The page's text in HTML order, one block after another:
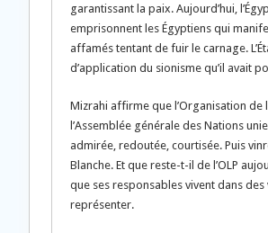
garantissant la paix. Aujourd’hui,
emprisonnent les Égyptiens qui
affamés tentant de fuir le carnage.
d’application du sionisme qu’il avait
Mizrahi affirme que l’Organisation de
l’Assemblée générale des Nations
admirée, redoutée, courtisée. Puis
Blanche. Et que reste-t-il de l’OLP
que ses responsables vivent dans
représenter.